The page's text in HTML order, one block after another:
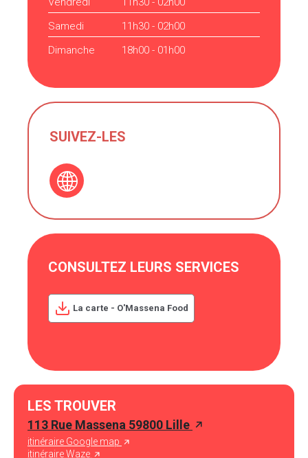
Samedi
11h30 - 02h00
Dimanche
18h00 - 01h00
SUIVEZ-LES
CONSULTEZ LEURS SERVICES
La carte - O'Massena Food
LES TROUVER
113 Rue Massena 59800 Lille
itinéraire Google map
itinéraire Waze